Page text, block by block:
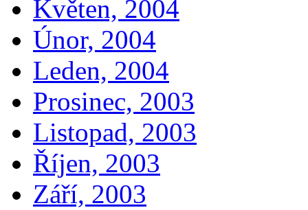
Květen, 2004
Únor, 2004
Leden, 2004
Prosinec, 2003
Listopad, 2003
Říjen, 2003
Září, 2003